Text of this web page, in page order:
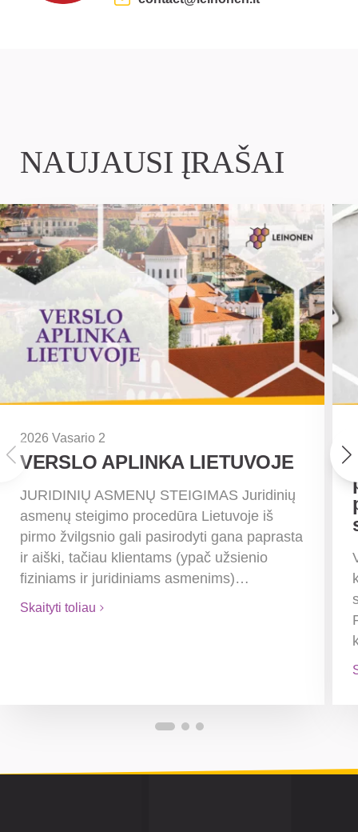
NAUJAUSI ĮRAŠAI
2026 Vasario 2
VERSLO APLINKA LIETUVOJE
JURIDINIŲ ASMENŲ STEIGIMAS Juridinių
asmenų steigimo procedūra Lietuvoje iš
pirmo žvilgsnio gali pasirodyti gana paprasta
ir aiški, tačiau klientams (ypač užsienio
fiziniams ir juridiniams asmenims)…
Skaityti toliau